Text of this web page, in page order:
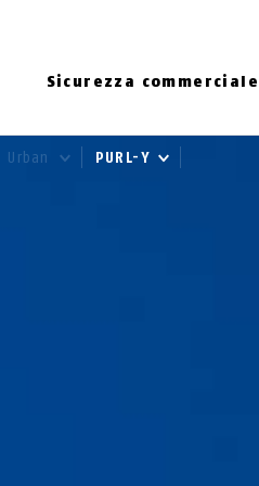
Sicurezza commerciale
Urban PURL-Y